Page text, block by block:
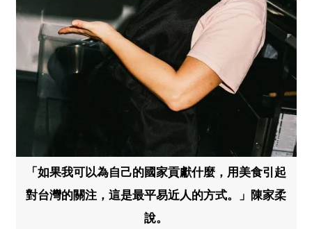
「如果我可以為自己的國家貢獻什麼，用美食引起
對台灣的關注，這是最平易近人的方式。」陳家柔
說。